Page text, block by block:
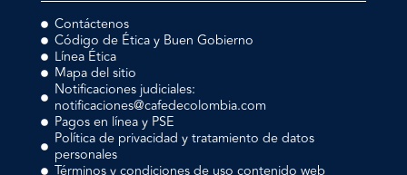
Contáctenos
Código de Ética y Buen Gobierno
Línea Ética
Mapa del sitio
Notificaciones judiciales:
notificaciones@cafedecolombia.com
Pagos en línea y PSE
Política de privacidad y tratamiento de datos
personales
Términos y condiciones de uso contenido web